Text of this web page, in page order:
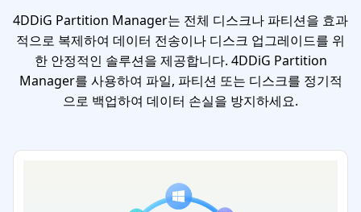
4DDiG Partition Manager는 전체 디스크나 파티션을 효과
적으로 복제하여 데이터 전송이나 디스크 업그레이드를 위
한 안정적인 솔루션을 제공합니다. 4DDiG Partition
Manager를 사용하여 파일, 파티션 또는 디스크를 정기적
으로 백업하여 데이터 손실을 방지하세요.